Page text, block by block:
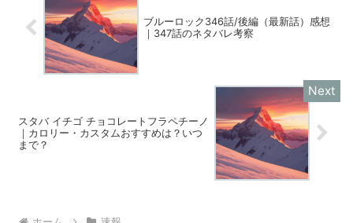
ブルーロック346話/後編（最新話）感想
｜347話のネタバレ考察
スタバ イチゴ チョコレートフラペチーノ
｜カロリー・カスタムおすすめは？いつ
まで？